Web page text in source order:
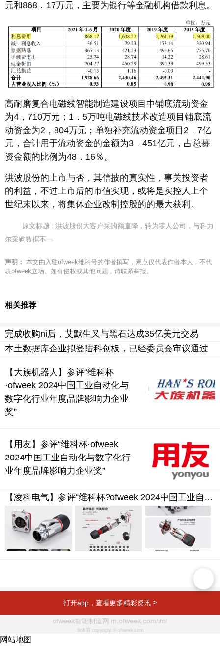
元和868．17万元，主要为银行等金融机构借款利息。
高耐磨复合电磁线智能制造建设项目中铺底流动资金
为4，710万元；1．5万吨电磁线技术改造项目铺底流
动资金为2，804万元；单独补充流动资金项目2．7亿
元，合计用于流动资金的金额为3．451亿元，占总募
资金额的比例为48．16％。
洪波股份的上市与否，其信披的真实性，事关投资者
的利益，不过上市后的市值实现，或将是实控人上个
世纪末以来，将集体企业改制控股的的最大获利。
原文标题 : 洪波股份大客户采购额直降，转为零人公司，与科力
尔采购数据不一
声明： 本文由入驻ofweek维科号的作者撰写，观点仅代表作者本人，不代
表ofweek立场。如有侵权或其他问题，请联系举报。
相关推荐
完成收购ni后，艾默生又与黑石达成35亿美元交易
本土数据库企业拟登陆科创板，已经委员会审议通过
【大族机器人】参评“维科杯
·ofweek 2024中国工业自动化与
数字化行业年度品牌影响力企业
奖”
【用友】参评“维科杯·ofweek
2024中国工业自动化与数字化行
业年度品牌影响力企业奖”
【凌科电气】参评“维科杯?ofweek 2024中国工业自动化与数字化行业优秀产品奖”
打开app，查看更多精彩资讯 >
ofweek智能制造网 m.ofweek.com/im/
6t体育 copyright © ofweek.com
网站地图